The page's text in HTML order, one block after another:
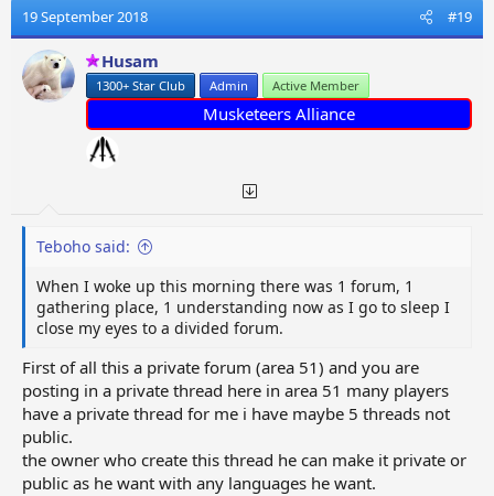
t
i
o
n
s
19 September 2018 #19
Husam
1300+ Star Club Admin Active Member
Musketeers Alliance
Teboho said:
When I woke up this morning there was 1 forum, 1
gathering place, 1 understanding now as I go to sleep I
close my eyes to a divided forum.
First of all this a private forum (area 51) and you are
posting in a private thread here in area 51 many players
have a private thread for me i have maybe 5 threads not
public.
the owner who create this thread he can make it private or
public as he want with any languages he want.